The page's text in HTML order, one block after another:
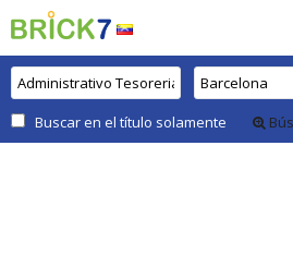
Buscar en el título solamente